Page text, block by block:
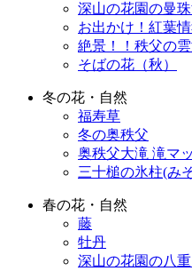
深山の花園の曼
お出かけ！紅葉
絶景！！秩父の
そばの花（秋）
冬の花・自然
福寿草
冬の奥秩父
奥秩父大滝 滝マ
三十槌の氷柱(み
春の花・自然
藤
牡丹
深山の花園の八